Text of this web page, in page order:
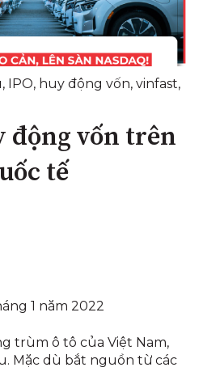
, IPO, huy động vốn, vinfast,
động vốn trên
tế
1 năm 2022
trùm ô tô của Việt Nam,
Mặc dù bắt nguồn từ các